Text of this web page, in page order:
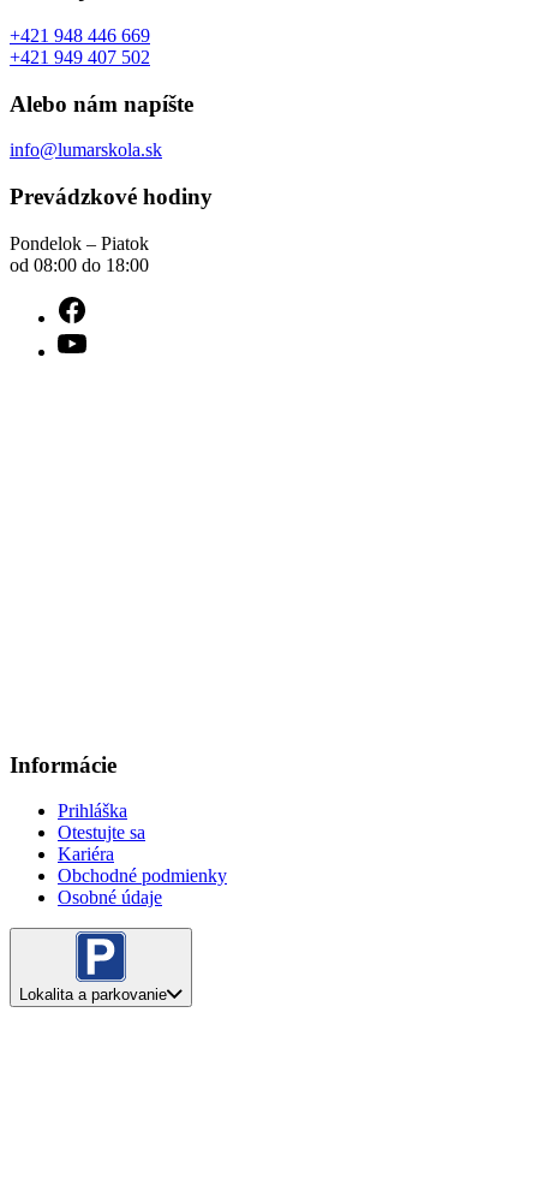
+421 948 446 669
+421 949 407 502
Alebo nám napíšte
info@lumarskola.sk
Prevádzkové hodiny
Pondelok – Piatok
od 08:00 do 18:00
Informácie
Prihláška
Otestujte sa
Kariéra
Obchodné podmienky
Osobné údaje
Lokalita a parkovanie